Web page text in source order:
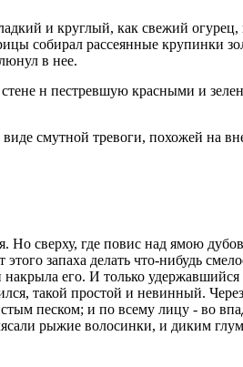
и круглый, как свежий огурец,
собирал рассеянные крупинки
в нее.
н пестревшую красными и
смутной тревоги, похожей на
сверху, где повис над ямою
запаха делать что-нибудь
накрыла его. И только
такой простой и невинный.
песком; и по всему лицу - во
рыжие волосинки, и диким